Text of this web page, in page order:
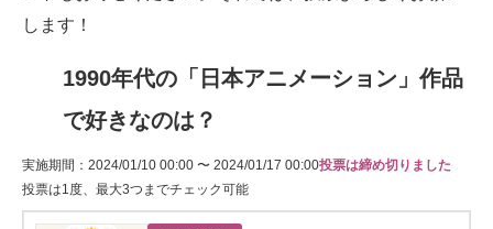
します！
1990年代の「日本アニメーション」作品
で好きなのは？
実施期間：2024/01/10 00:00 〜 2024/01/17 00:00
投票は1度、最大3つまでチェック可能
投票は締め切りました